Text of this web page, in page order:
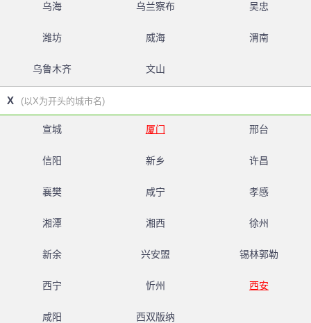
乌海 乌兰察布 吴忠
潍坊 威海 渭南
乌鲁木齐 文山
X (以X为开头的城市名)
宣城 厦门 邢台
信阳 新乡 许昌
襄樊 咸宁 孝感
湘潭 湘西 徐州
新余 兴安盟 锡林郭勒
西宁 忻州 西安
咸阳 西双版纳